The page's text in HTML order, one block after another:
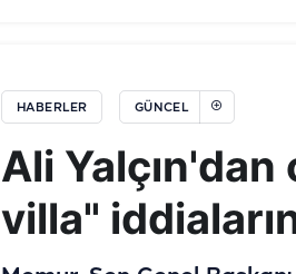
HABERLER GÜNCEL
Ali
villa"